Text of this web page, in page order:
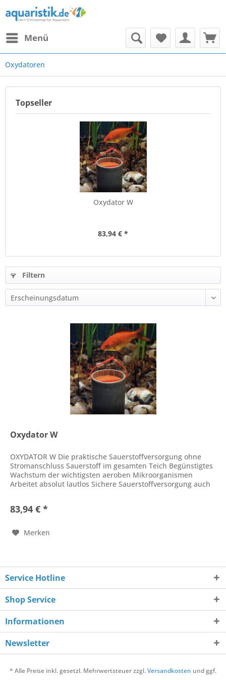
Menü
Oxydatoren
Topseller
Oxydator W
83,94 € *
Filtern
Oxydator W
OXYDATOR W Die praktische Sauerstoffversorgung ohne
Stromanschluss Sauerstoff im gesamten Teich Begünstigtes
Wachstum der wichtigsten aeroben Mikroorganismen
Arbeitet absolut lautlos Sichere Sauerstoffversorgung auch
83,94 € *
Merken
Service Hotline
Shop Service
Informationen
Newsletter
* Alle Preise inkl. gesetzl. Mehrwertsteuer zzgl.Versandkosten und ggf.